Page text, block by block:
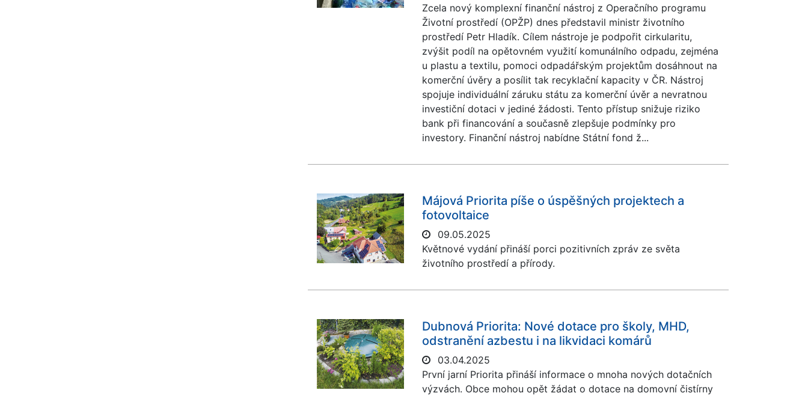
Zcela nový komplexní finanční nástroj z Operačního programu
Životní prostředí (OPŽP) dnes představil ministr životního
prostředí Petr Hladík. Cílem nástroje je podpořit cirkularitu,
zvýšit podíl na opětovném využití komunálního odpadu, zejména
u plastu a textilu, pomoci odpadářským projektům dosáhnout na
komerční úvěry a posílit tak recyklační kapacity v ČR. Nástroj
spojuje individuální záruku státu za komerční úvěr a nevratnou
investiční dotaci v jediné žádosti. Tento přístup snižuje riziko
bank při financování a současně zlepšuje podmínky pro
investory. Finanční nástroj nabídne Státní fond ž...
Májová Priorita píše o úspěšných projektech a
fotovoltaice
09.05.2025
Květnové vydání přináší porci pozitivních zpráv ze světa
životního prostředí a přírody.
Dubnová Priorita: Nové dotace pro školy, MHD,
odstranění azbestu i na likvidaci komárů
03.04.2025
První jarní Priorita přináší informace o mnoha nových dotačních
výzvách. Obce mohou opět žádat o dotace na domovní čistírny